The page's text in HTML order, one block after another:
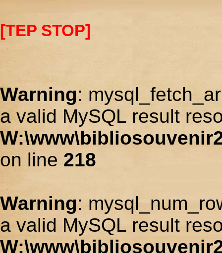
[TEP STOP]
Warning:
a valid MySQL result
on line 218
Warning:
a valid MySQL result